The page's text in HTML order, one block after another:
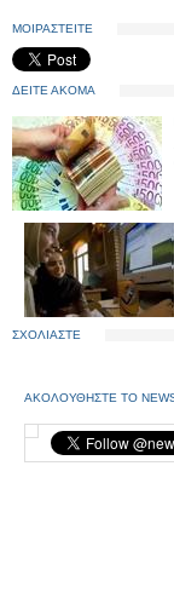
ΜΟΙΡΑΣΤΕΙΤΕ
ΔΕΙΤΕ ΑΚΟΜΑ
ΣΧΟΛΙΑΣΤΕ
ΑΚΟΛΟΥΘΗΣΤΕ ΤΟ